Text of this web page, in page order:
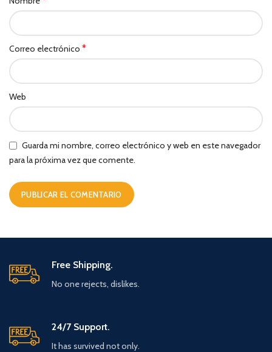
Correo electrónico *
Web
Guarda mi nombre, correo electrónico y web en este navegador
para la próxima vez que comente.
Free Shipping.
No one rejects, dislikes.
24/7 Support.
It has survived not only.